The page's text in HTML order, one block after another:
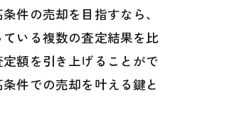
件の売却を目指すなら、
いる複数の査定結果を比
額を引き上げることがで
件での売却を叶える鍵と